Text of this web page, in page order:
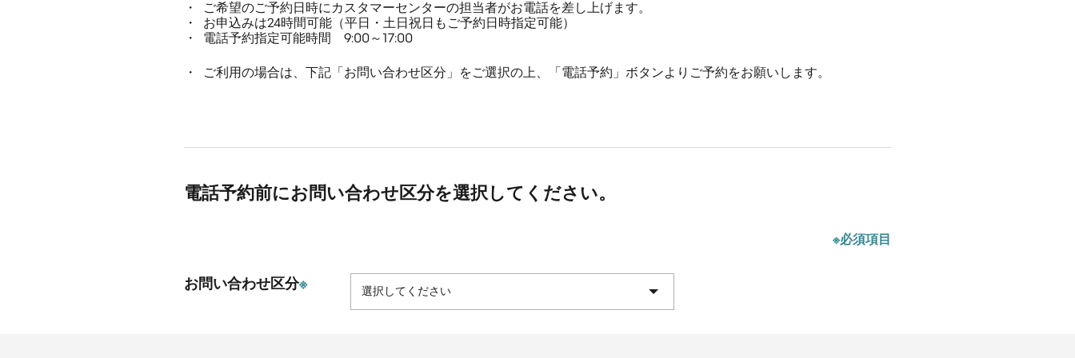
ご希望のご予約日時にカスタマーセンターの担当者がお電話を差し上げます。
お申込みは24時間可能（平日・土日祝日もご予約日時指定可能）
電話予約指定可能時間 9:00～17:00
ご利用の場合は、下記「お問い合わせ区分」をご選択の上、「電話予約」ボタンよりご予約をお願いします。
電話予約前にお問い合わせ区分を選択してください。
※必須項目
お問い合わせ区分※